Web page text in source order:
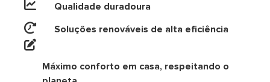
Qualidade duradoura
Soluções renováveis de alta eficiência
Máximo conforto em casa, respeitando o